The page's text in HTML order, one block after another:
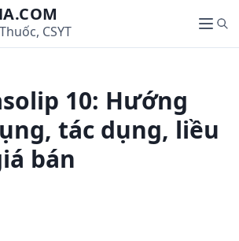
CSYT
M
e
S
e
10: Hướng
tác dụng, liều
bán